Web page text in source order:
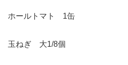
ホールトマト 1缶
玉ねぎ 大1/8個